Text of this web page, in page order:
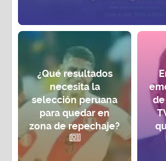
¿Qué resultados
necesita la
selección peruana
para quedar en
zona de repechaje?